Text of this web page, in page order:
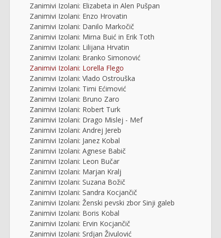
Zanimivi Izolani: Elizabeta in Alen Pušpan
Zanimivi Izolani: Enzo Hrovatin
Zanimivi Izolani: Danilo Markočič
Zanimivi Izolani: Mirna Buić in Erik Toth
Zanimivi Izolani: Lilijana Hrvatin
Zanimivi Izolani: Branko Simonović
Zanimivi Izolani: Lorella Flego
Zanimivi Izolani: Vlado Ostrouška
Zanimivi Izolani: Timi Ećimović
Zanimivi Izolani: Bruno Zaro
Zanimivi Izolani: Robert Turk
Zanimivi Izolani: Drago Mislej - Mef
Zanimivi Izolani: Andrej Jereb
Zanimivi Izolani: Janez Kobal
Zanimivi Izolani: Agnese Babič
Zanimivi Izolani: Leon Bučar
Zanimivi Izolani: Marjan Kralj
Zanimivi Izolani: Suzana Božič
Zanimivi Izolani: Sandra Kocjančič
Zanimivi Izolani: Ženski pevski zbor Sinji galeb
Zanimivi Izolani: Boris Kobal
Zanimivi Izolani: Ervin Kocjančič
Zanimivi Izolani: Srdjan Živulović